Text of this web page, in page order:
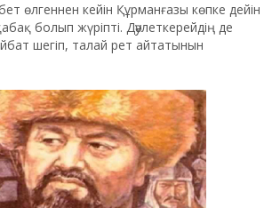
өлгеннен кейін Құрманғазы көпке дейін
болып жүріпті. Дәулеткерейдің де
шегіп, талай рет айтатынын